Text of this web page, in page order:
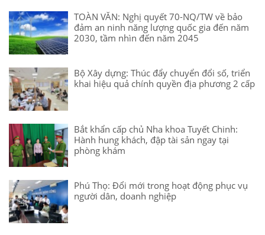
TOÀN VĂN: Nghị quyết 70-NQ/TW về bảo
đảm an ninh năng lượng quốc gia đến năm
2030, tầm nhìn đến năm 2045
Bộ Xây dựng: Thúc đẩy chuyển đổi số, triển
khai hiệu quả chính quyền địa phương 2 cấp
Bắt khẩn cấp chủ Nha khoa Tuyết Chinh:
Hành hung khách, đập tài sản ngay tại
phòng khám
Phú Thọ: Đổi mới trong hoạt động phục vụ
người dân, doanh nghiệp